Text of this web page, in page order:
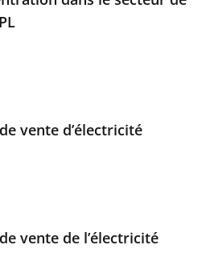
vente d’électricité
vente de l’électricité